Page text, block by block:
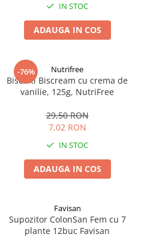
IN STOC
ADAUGA IN COS
-76% Nutrifree
Biscuiti Biscream cu crema de
vanilie, 125g, NutriFree
29,50 RON
7,02 RON
IN STOC
ADAUGA IN COS
Favisan
Supozitor ColonSan Fem cu 7
plante 12buc Favisan